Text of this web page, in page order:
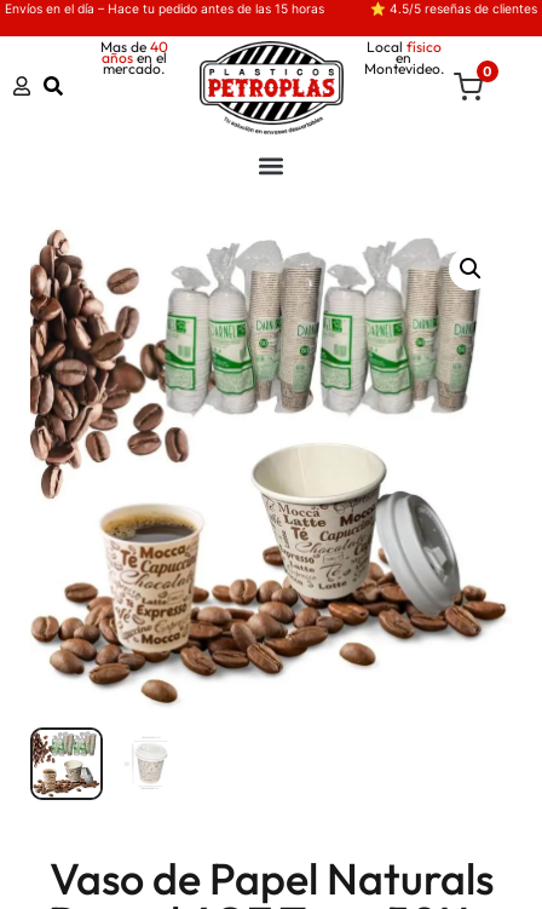
Envíos en el día – Hace tu pedido antes de las 15 horas ⭐ 4.5/5 reseñas de clientes
Mas de 40
añosen el
mercado.
Local físico
en
Montevideo. 0
Vaso de Papel Naturals